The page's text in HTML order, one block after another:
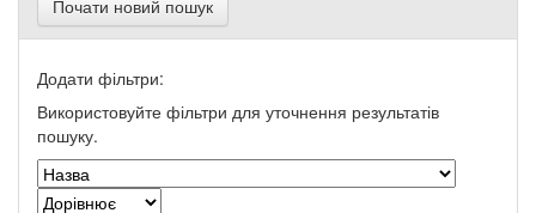
Почати новий пошук
Додати фільтри:
Використовуйте фільтри для уточнення результатів
пошуку.